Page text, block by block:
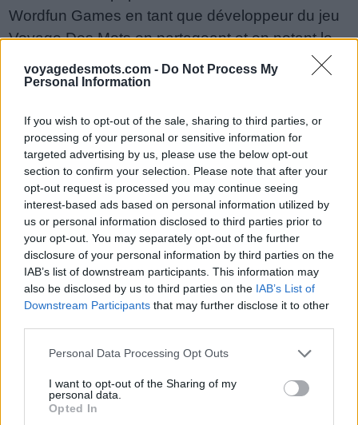
voyagedesmots.com - Do Not Process My
Personal Information
If you wish to opt-out of the sale, sharing to third parties, or
processing of your personal or sensitive information for
targeted advertising by us, please use the below opt-out
section to confirm your selection. Please note that after your
opt-out request is processed you may continue seeing
interest-based ads based on personal information utilized by
us or personal information disclosed to third parties prior to
your opt-out. You may separately opt-out of the further
disclosure of your personal information by third parties on the
IAB’s list of downstream participants. This information may
also be disclosed by us to third parties on the IAB’s List of
Downstream Participants that may further disclose it to other
Personal Data Processing Opt Outs
I want to opt-out of the Sharing of my
personal data.
Opted In
Wordfun Games en tant que développeur du jeu
Voyage Des Mots en partageant et en notant le
jeu avec votre liste d'amis, plus de joueurs
signifie plus de revenus pour le développeur,
pas à trouver un niveau spécifique ? Laissez un
commentaire ci-dessous et nous serons plus
qu'heureux de vous aider !
Réponses mises à jour : 2018-06-29
Entrez toutes les lettres ou le
numéro de niveau :
Entrez
toutes
numéro
Recherche
Recherche par mot connu. Entrez un
mot :
Recherche
Recherche